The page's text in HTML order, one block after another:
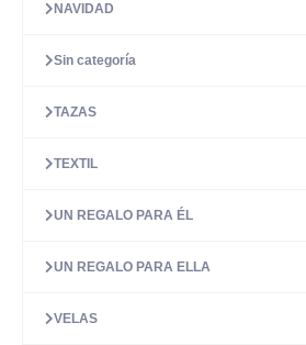
NAVIDAD
Sin categoría
TAZAS
TEXTIL
UN REGALO PARA ÉL
UN REGALO PARA ELLA
VELAS